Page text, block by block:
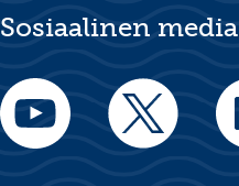
Sosiaalinen media